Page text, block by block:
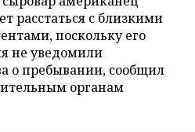
расстаться с близкими
поскольку его
не уведомили
о пребывании, сообщил
органам